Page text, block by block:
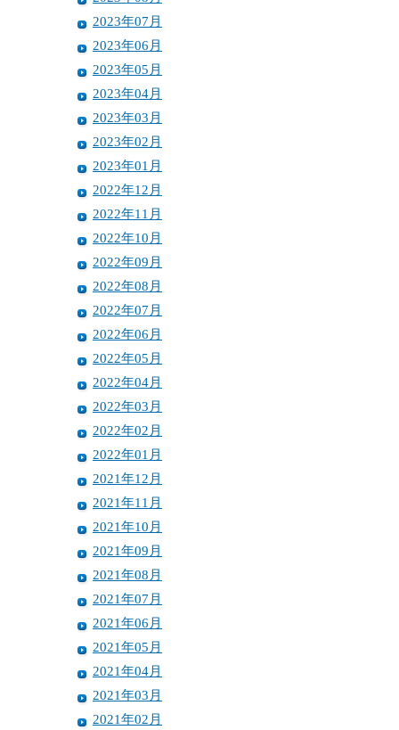
2023年07月
2023年06月
2023年05月
2023年04月
2023年03月
2023年02月
2023年01月
2022年12月
2022年11月
2022年10月
2022年09月
2022年08月
2022年07月
2022年06月
2022年05月
2022年04月
2022年03月
2022年02月
2022年01月
2021年12月
2021年11月
2021年10月
2021年09月
2021年08月
2021年07月
2021年06月
2021年05月
2021年04月
2021年03月
2021年02月